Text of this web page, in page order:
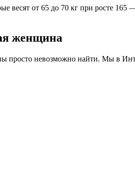
весят от 65 до 70 кг при росте
женщина
просто невозможно найти. Мы в